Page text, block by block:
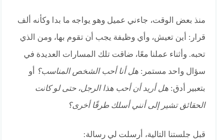
منذ بعض الوقت، جاءني عميل وهو يواجه ما بدا وكأنه ألف
قرار: أين تعيش، وأي وظيفة يجب أن تقوم بها، ومن الذي
تحبه. وأثناء عملنا معًا، ضاقت تلك المسارات العديدة في
سؤال واحد مستمر:هل أنا أحب الشخص المناسب؟
أو
بتعبير أدق:هل أريد أن أحب هذا الرجل، حتى لو كانت
الحقائق تشير إلى أنني أسلك طرقًا أخرى؟
قبل جلستنا التالية، أرسلت لي رسالة: